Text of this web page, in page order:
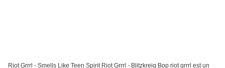
Riot Grrrl - Smells Like Teen Spirit Riot Grrrl - Blitzkreig Bop riot grrrl est un